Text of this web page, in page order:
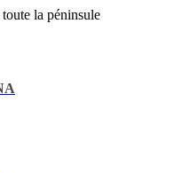
la péninsule